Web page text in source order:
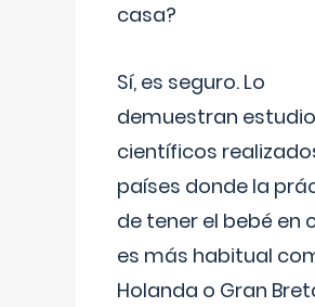
casa?
Sí, es seguro. Lo
demuestran
científicos
países donde la
de tener el bebé en
es más habitual
Holanda o Gran